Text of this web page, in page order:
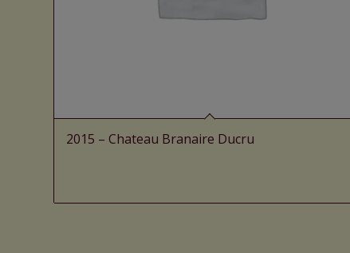
2015 – Chateau Branaire Ducru